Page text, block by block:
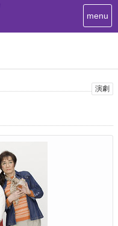
T
o
i
g
menu
演劇